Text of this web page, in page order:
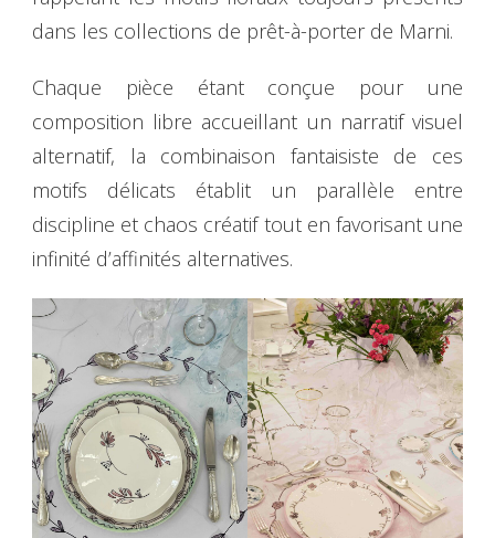
dans les collections de prêt-à-porter de Marni.
Chaque pièce étant conçue pour une
composition libre accueillant un narratif visuel
alternatif, la combinaison fantaisiste de ces
motifs délicats établit un parallèle entre
discipline et chaos créatif tout en favorisant une
infinité d’affinités alternatives.